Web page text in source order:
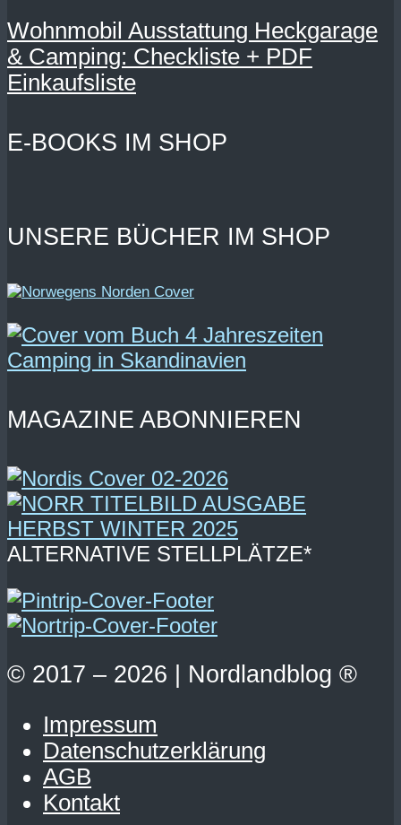
Wohnmobil Ausstattung Heckgarage
& Camping: Checkliste + PDF
Einkaufsliste
E-BOOKS IM SHOP
UNSERE BÜCHER IM SHOP
MAGAZINE ABONNIEREN
ALTERNATIVE STELLPLÄTZE*
© 2017 – 2026 | Nordlandblog ®
Impressum
Datenschutzerklärung
AGB
Kontakt